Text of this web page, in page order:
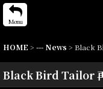
Menu
HOME > --- News > Black
Black Bird Tailor 再